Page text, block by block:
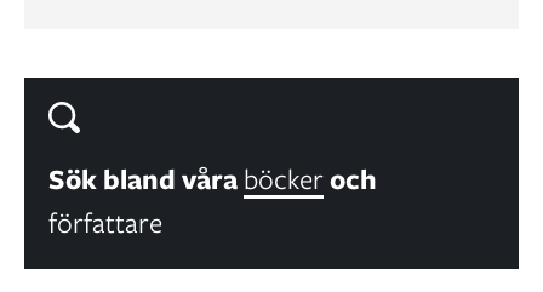
Sök bland våraböckeroch
författare